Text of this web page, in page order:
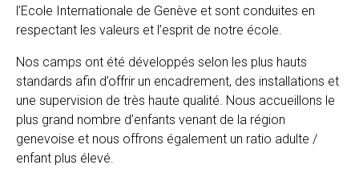
l’Ecole Internationale de Genève et sont conduites en
respectant les valeurs et l’esprit de notre école.
Nos camps ont été développés selon les plus hauts
standards afin d’offrir un encadrement, des installations et
une supervision de très haute qualité. Nous accueillons le
plus grand nombre d’enfants venant de la région
genevoise et nous offrons également un ratio adulte /
enfant plus élevé.